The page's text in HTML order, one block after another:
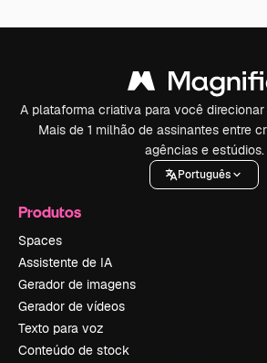
A plataforma criativa para você
Mais de 1 milhão de assinantes entre
agências e estúdios.
Português
Produtos
Spaces
Assistente de IA
Gerador de imagens
Gerador de vídeos
Texto para voz
Conteúdo de stock